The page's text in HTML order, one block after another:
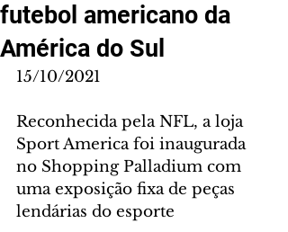
futebol americano da
América do Sul
15/10/2021
Reconhecida pela NFL, a loja
Sport America foi inaugurada
no Shopping Palladium com
uma exposição fixa de peças
lendárias do esporte